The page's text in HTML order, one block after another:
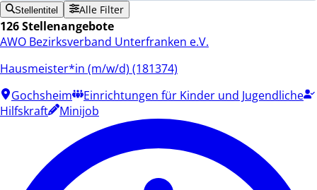
Stellentitel Alle Filter
126 Stellenangebote
AWO Bezirksverband Unterfranken e.V.
Hausmeister*in (m/w/d) (181374)
Gochsheim
Einrichtungen für Kinder und Jugendliche
Hilfskraft
Minijob